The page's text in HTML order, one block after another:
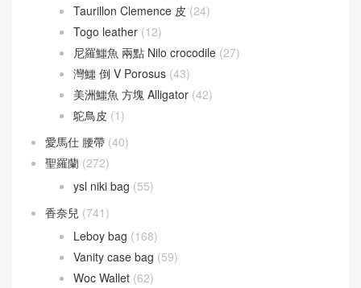
Taurillon Clemence 皮 (24)
Togo leather (12)
尼羅鱷魚 兩點 Nilo crocodile (27)
灣鱷 倒 V Porosus (43)
美洲鱷魚 方塊 Alligator (42)
鴕鳥皮 (1)
愛馬仕 腰帶 (40)
聖羅蘭 (272)
ysl niki bag (55)
香奈兒 (741)
Leboy bag (168)
Vanity case bag (59)
Woc Wallet (62)